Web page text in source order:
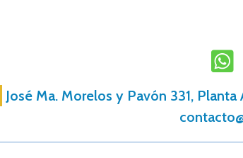
José Ma. Morelos y Pavón 331,